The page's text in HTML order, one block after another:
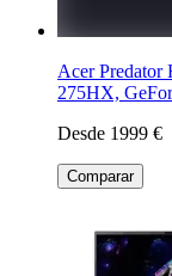
Acer
275HX,
Desde 1999 €
Comparar